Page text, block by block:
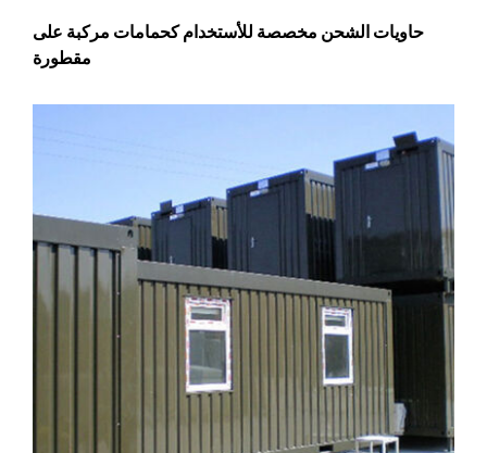
حاويات الشحن مخصصة للأستخدام كحمامات مركبة على
مقطورة